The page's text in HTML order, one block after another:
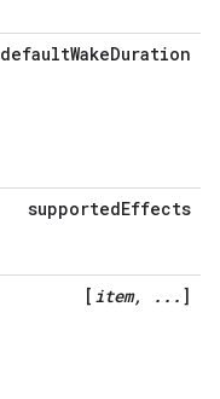
defaultWakeDuration
supportedEffects
[ item, ... ]